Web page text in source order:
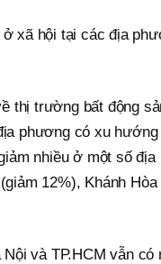
xã hội tại các địa
thị trường bất động
phương có xu hướng
nhiều ở một số
12%), Khánh
và TP.HCM vẫn có